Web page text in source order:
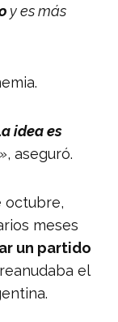
y es más
idea es
, aseguró.
octubre,
meses
un partido
el